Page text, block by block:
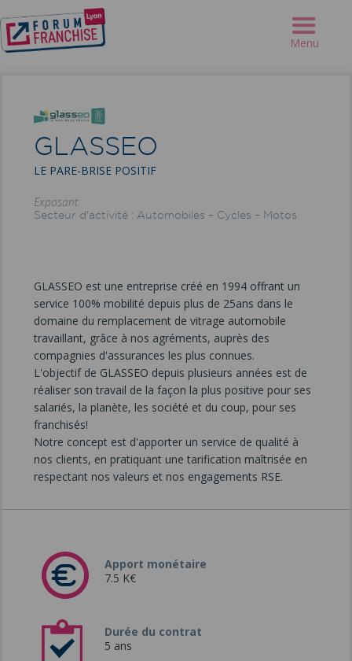
Forum Franchise Lyon>
GLASSEO
LE PARE-BRISE POSITIF
Exposant
Secteur d'activité : Automobiles – Cycles – Motos
GLASSEO est une entreprise créé en 1994 offrant un
service 100% mobilité depuis plus de 25ans dans le
domaine du remplacement de vitrage automobile
travaillant, grâce à nos agréments, auprès des
compagnies d'assurances les plus connues.
L'objectif de GLASSEO depuis plusieurs années est de
réaliser son travail de la façon la plus positive pour ses
salariés, la planète, les société et du coup, pour ses
franchisés!
Notre concept est d'apporter un service de qualité à
nos clients, en pratiquant une tarification maîtrisée en
respectant nos valeurs et nos engagements RSE.
Apport monétaire
7.5 K€
Durée du contrat
5 ans
Menu